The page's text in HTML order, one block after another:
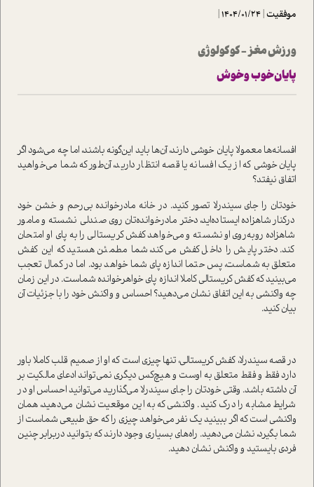
موفقیت|
1404/01/24
|
ورزش مغز - کوکولوژی
پایان خوب و خوش
افسانه‌ها معمولا پایان خوشی دارند، آن‌ها باید این‌گونه باشند، اما چه می‌شود اگر
پایان خوشی که از یک افسانه یا قصه انتظار دارید، آن‌طور که شما می‌خواهید
اتفاق نیفتد؟
خودتان را جای سیندرلا تصور کنید. در خانه مادرخوانده بی‌رحم و خشن خود
درکنار شاهزاده ایستاده‌اید، دختر مادرخوانده‌تان روی صندلی نشسته و مامور
شاهزاده روبه‌روی او نشسته و می‌خواهد کفش کریستالی را به پای او امتحان
کند. دختر پایش را داخل کفش می‌کند، شما مطمئن هستید که این کفش
متعلق به شماست، پس حتما اندازه پای شما خواهد بود. اما در کمال تعجب
می‌بینید که کفش کریستالی کاملا اندازه پای خواهرخوانده شماست. در این زمان
چه واکنشی به این اتفاق نشان می‌دهید؟ احساس و واکنش خود را با جزئیات آن
بیان کنید.
در قصه سیندرلا، کفش کریستالی، تنها چیزی است که او از صمیم قلب کاملا باور
دارد فقط و فقط متعلق به اوست و هیچ‌کس دیگری نمی‌تواند ادعای مالکیت بر
آن داشته باشد. وقتی خودتان را جای سیندرلا می‌گذارید می‌توانید احساس او در
شرایط مشابه را درک کنید. واکنشی که به این موقعیت نشان می‌دهید، همان
واکنشی است که اگر ببینید یک نفر می‌خواهد چیزی را که حق طبیعی شماست از
شما بگیرد، نشان می‌دهید. راه‌های بسیاری وجود دارند که بتوانید دربرابر چنین
فردی بایستید و واکنش نشان دهید.